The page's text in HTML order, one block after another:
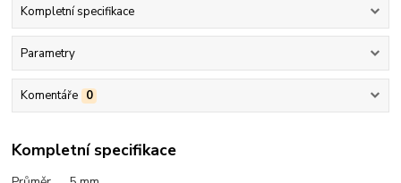
Kompletní specifikace
Parametry
Komentáře 0
Kompletní specifikace